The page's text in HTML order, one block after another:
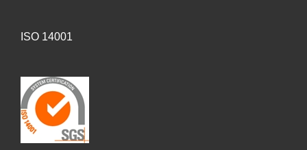
ISO 14001